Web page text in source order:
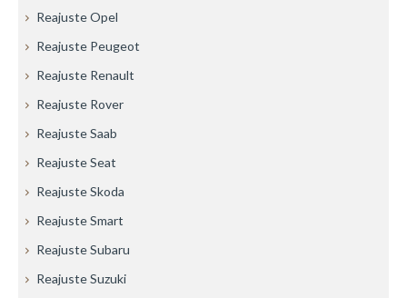
Reajuste Opel
Reajuste Peugeot
Reajuste Renault
Reajuste Rover
Reajuste Saab
Reajuste Seat
Reajuste Skoda
Reajuste Smart
Reajuste Subaru
Reajuste Suzuki